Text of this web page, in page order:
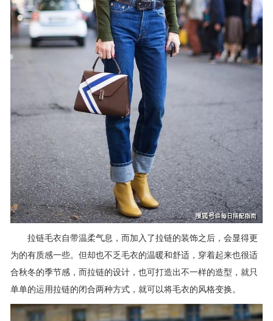
拉链毛衣自带温柔气息，而加入了拉链的装饰之后，会显得更
为的有质感一些。但却也不乏毛衣的温暖和舒适，穿着起来也很适
合秋冬的季节感，而拉链的设计，也可打造出不一样的造型，就只
单单的运用拉链的闭合两种方式，就可以将毛衣的风格变换。